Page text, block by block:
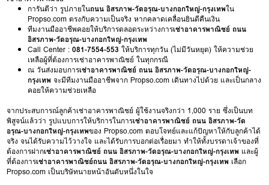
การันตีว่า รูปภายในถนน อิสรภาพ-วัดอรุณ-บางกอกใหญ่-กรุงเทพใน
Propso.com ตรงกับความเป็นจริง หากคลาดเคลื่อนยินดีคืนเงิน
ทีมงานมืออาชีพคอยให้บริการตลอดระหว่างการเช่าอาคารพาณิชย์ ถนน
อิสรภาพ-วัดอรุณ-บางกอกใหญ่-กรุงเทพ
Call Center :081-7554-553 ให้บริการทุกวัน (ไม่มีวันหยุด) ให้ความช่วย
เหลือผู้ที่ต้องการเช่าอาคารพาณิชย์ ในทุกกรณี
ณ วันส่งมอบการเช่าอาคารพาณิชย์ ถนน อิสรภาพ-วัดอรุณ-บางกอกใหญ่-
กรุงเทพ จะมีทีมงานมืออาชีพจาก Propso.com เดินทางไปด้วย และเป็นกลาง
คอยให้ความช่วยเหลือ
จากประสบการณ์ลูกค้าเช่าอาคารพาณิชย์ ผู้ใช้งานจริงกว่า 1,000 ราย ซึ่งเป็นบท
พิสูจน์แล้วว่า รูปแบบการให้บริการในการเช่าอาคารพาณิชย์ ถนน อิสรภาพ-วัด
อรุณ-บางกอกใหญ่-กรุงเทพของ Propso.com ตอบโจทย์และแก้ปัญหาให้กับลูกค้าได้
จริง จนได้รับความไว้วางใจ และได้รับการบอกต่อเรื่อยมา ทำให้ทั้งบรรดาเจ้าของที่
ต้องการฝากเช่าอาคารพาณิชย์ ถนน อิสรภาพ-วัดอรุณ-บางกอกใหญ่-กรุงเทพ และผู้
ที่ต้องการเช่าอาคารพาณิชย์ถนน อิสรภาพ-วัดอรุณ-บางกอกใหญ่-กรุงเทพ เลือก
Propso.com เป็นบริษัทนายหน้าอันดับหนึ่งในใจ